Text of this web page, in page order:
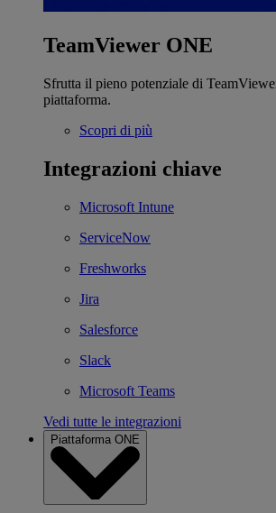
TeamViewer ONE
Sfrutta il pieno potenziale di
piattaforma.
Scopri di più
Integrazioni chiave
Microsoft Intune
ServiceNow
Freshworks
Jira
Salesforce
Slack
Microsoft Teams
Vedi tutte le integrazioni
Piattaforma ONE